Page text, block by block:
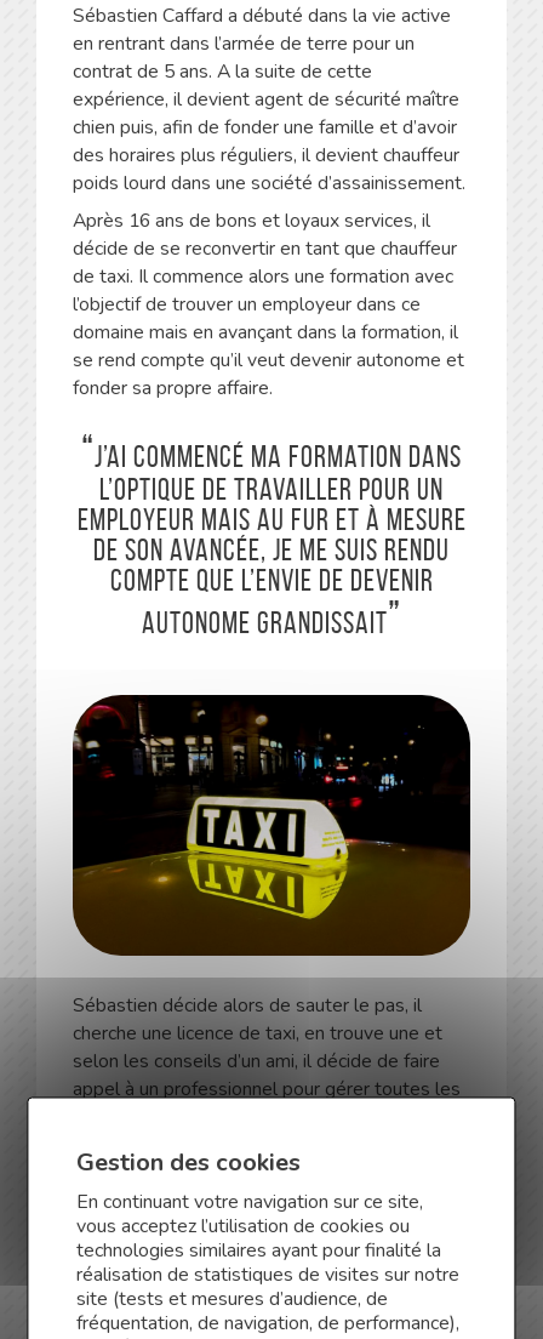
Sébastien Caffard a débuté dans la vie active
en rentrant dans l’armée de terre pour un
contrat de 5 ans. A la suite de cette
expérience, il devient agent de sécurité maître
chien puis, afin de fonder une famille et d’avoir
des horaires plus réguliers, il devient chauffeur
poids lourd dans une société d’assainissement.
Après 16 ans de bons et loyaux services, il
décide de se reconvertir en tant que chauffeur
de taxi. Il commence alors une formation avec
l’objectif de trouver un employeur dans ce
domaine mais en avançant dans la formation, il
se rend compte qu’il veut devenir autonome et
fonder sa propre affaire.
J’ai commencé ma formation dans
l’optique de travailler pour un
employeur mais au fur et à mesure
de son avancée, je me suis rendu
compte que l’envie de devenir
autonome grandissait
Sébastien décide alors de sauter le pas, il
cherche une licence de taxi, en trouve une et
selon les conseils d’un ami, il décide de faire
appel à un professionnel pour gérer toutes les
C’est à ce
moment que
Mireille Chitel,
notre
Gestion des cookies
En continuant votre navigation sur ce site,
vous acceptez l’utilisation de cookies ou
technologies similaires ayant pour finalité la
réalisation de statistiques de visites sur notre
site (tests et mesures d’audience, de
fréquentation, de navigation, de performance),